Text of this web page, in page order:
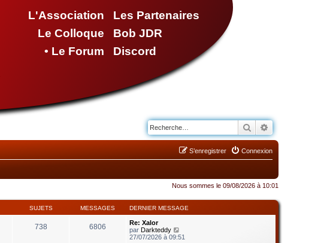
L'Association
Le Colloque
• Le Forum
Les Partenaires
Bob JDR
Discord
Rechercher
Connexion
S’enregistrer
Nous sommes le 09/08/2026 à 10:01
SUJETS MESSAGES DERNIER MESSAGE
738 6806
Re: Xalor
par Darkteddy
o
27/07/2026 à 09:51